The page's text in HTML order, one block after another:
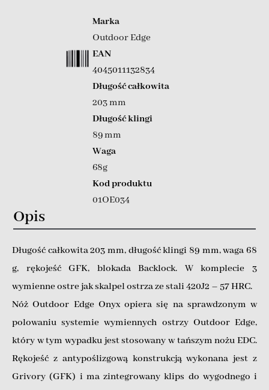
Marka
Outdoor Edge
EAN
4045011132834
Długość całkowita
203 mm
Długość klingi
89 mm
Waga
68g
Kod produktu
01OE034
Opis
Długość całkowita 203 mm, długość klingi 89 mm, waga 68
g, rękojeść GFK, blokada Backlock. W komplecie 3
wymienne ostre jak skalpel ostrza ze stali 420J2 – 57 HRC.
Nóż Outdoor Edge Onyx opiera się na sprawdzonym w
polowaniu systemie wymiennych ostrzy Outdoor Edge,
który w tym wypadku jest stosowany w tańszym nożu EDC.
Rękojeść z antypoślizgową konstrukcją wykonana jest z
Grivory (GFK) i ma zintegrowany klips do wygodnego i